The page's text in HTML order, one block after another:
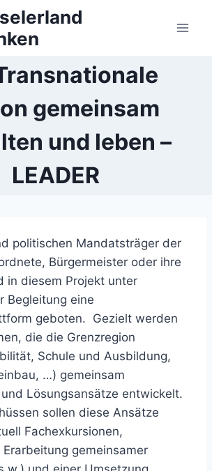
gemeinsam
und leben –
LEADER
politischen Mandatsträger der
Bürgermeister oder ihre
in diesem Projekt unter
Begleitung eine
geboten. Gezielt werden
die die Grenzregion
Schule und Ausbildung,
…) gemeinsam
Lösungsansätze entwickelt.
sollen diese Ansätze
Fachexkursionen,
gemeinsamer